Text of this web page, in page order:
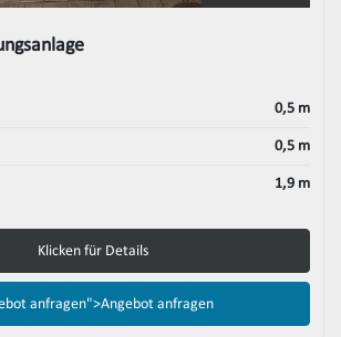
0,5 m
0,5 m
1,9 m
Klicken für Details
anfragen">Angebot anfragen